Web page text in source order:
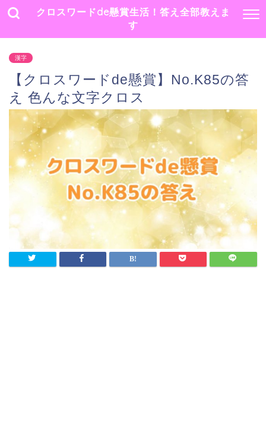
クロスワードde懸賞生活！答え全部教えま
す
漢字
【クロスワードde懸賞】No.K85の答
え 色んな文字クロス